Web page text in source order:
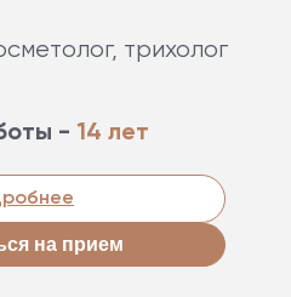
трихолог
- 14 лет
на прием